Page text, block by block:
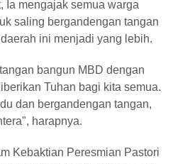
Ia mengajak semua warga
saling bergandengan tangan
ini menjadi yang lebih.
bangun MBD dengan
Tuhan bagi kita semua.
dan bergandengan tangan,
harapnya.
Kebaktian Peresmian Pastori